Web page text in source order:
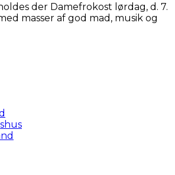
der Damefrokost lørdag, d. 7.
masser af god mad, musik og